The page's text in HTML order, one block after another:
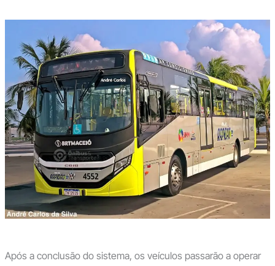
Após a conclusão do sistema, os veículos passarão a operar